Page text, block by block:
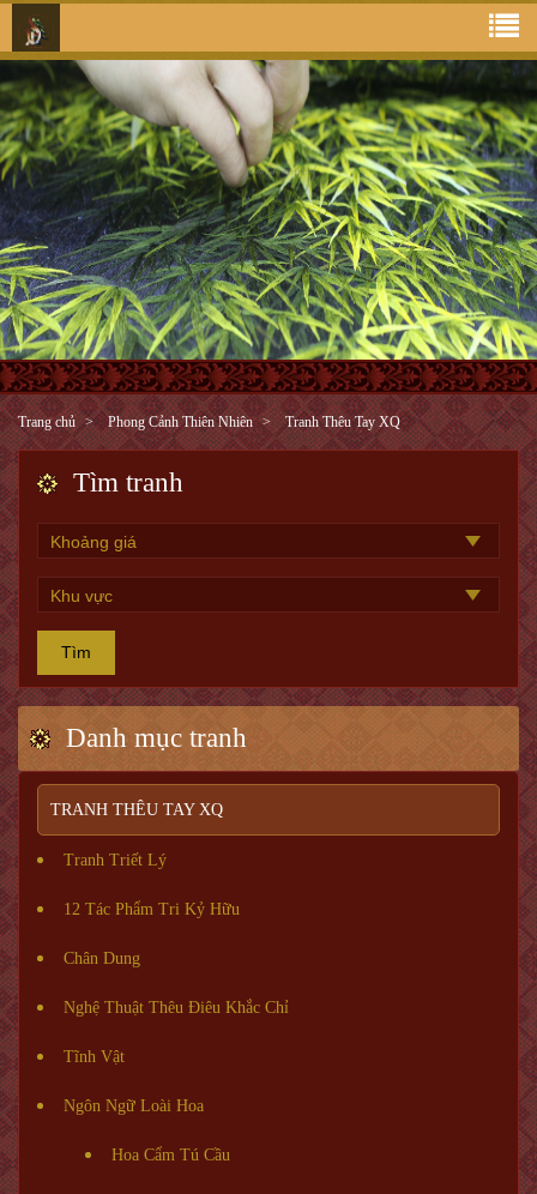
Trang chủ Phong Cảnh Thiên Nhiên Tranh Thêu Tay XQ
Tìm tranh
Tìm
Danh mục tranh
TRANH THÊU TAY XQ
Tranh Triết Lý
12 Tác Phẩm Tri Kỷ Hữu
Chân Dung
Nghệ Thuật Thêu Điêu Khắc Chỉ
Tĩnh Vật
Ngôn Ngữ Loài Hoa
Hoa Cẩm Tú Cầu